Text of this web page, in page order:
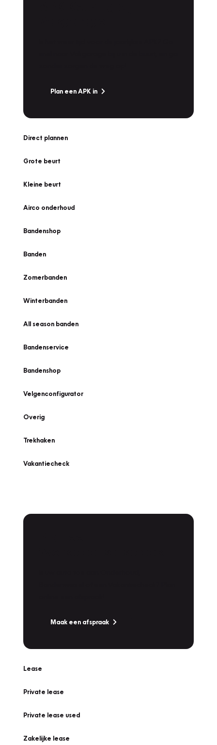
Plan een APK in
Direct plannen
Grote beurt
Kleine beurt
Airco onderhoud
Bandenshop
Banden
Zomerbanden
Winterbanden
All season banden
Bandenservice
Bandenshop
Velgenconfigurator
Overig
Trekhaken
Vakantiecheck
Maak een afspraak
Lease
Private lease
Private lease used
Zakelijke lease